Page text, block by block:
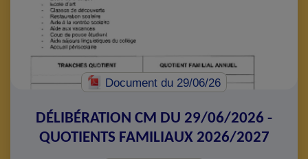
Documentdu 29/06/26
DÉLIBÉRATION CM DU 29/06/2026 -
QUOTIENTS FAMILIAUX 2026/2027